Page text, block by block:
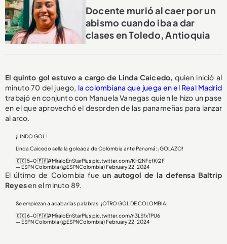
Docente murió al caer por un
abismo cuando iba a dar
clases en Toledo, Antioquia
El quinto gol estuvo a cargo de Linda Caicedo, quien inició al
minuto 70 del juego, la colombiana que juega en el Real Madrid
trabajó en conjunto con Manuela Vanegas quien le hizo un pase
en el que aprovechó el desorden de las panameñas para lanzar
al arco.
¡LINDO GOL !
Linda Caicedo sella la goleada de Colombia ante Panamá: ¡GOLAZO!
🇨🇴 5-0 🇵🇦#MíraloEnStarPlus pic.twitter.com/KH2NFcfKQF
— ESPN Colombia (@ESPNColombia) February 22, 2024
El último de Colombia fueun autogol de la defensa Baltrip
Reyesen el minuto 89.
Se empiezan a acabar las palabras: ¡OTRO GOL DE COLOMBIA!
🇨🇴 6-0 🇵🇦#MíraloEnStarPlus pic.twitter.com/n3LSfxTPU6
— ESPN Colombia (@ESPNColombia) February 22, 2024